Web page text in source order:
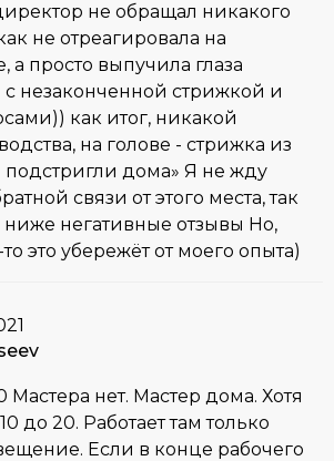
не обращал никакого
не отреагировала на
а просто выпучила глаза
незаконченной стрижкой и
как итог, никакой
на голове - стрижка из
подстригли дома» Я не жду
связи от этого места, так
ниже негативные отзывы Но,
это убережёт от моего опыта)
Мастера нет. Мастер дома. Хотя
до 20. Работает там только
Если в конце рабочего